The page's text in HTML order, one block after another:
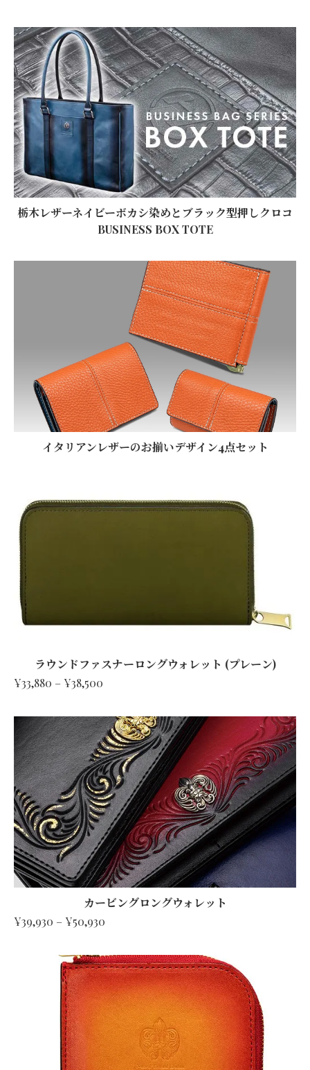
栃木レザーネイビーボカシ染めとブラック型押しクロコ
BUSINESS BOX TOTE
イタリアンレザーのお揃いデザイン4点セット
ラウンドファスナーロングウォレット (プレーン)
¥33,880 – ¥38,500
カービングロングウォレット
¥39,930 – ¥50,930